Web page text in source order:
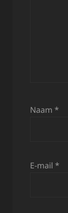
Naam *
E-mail *